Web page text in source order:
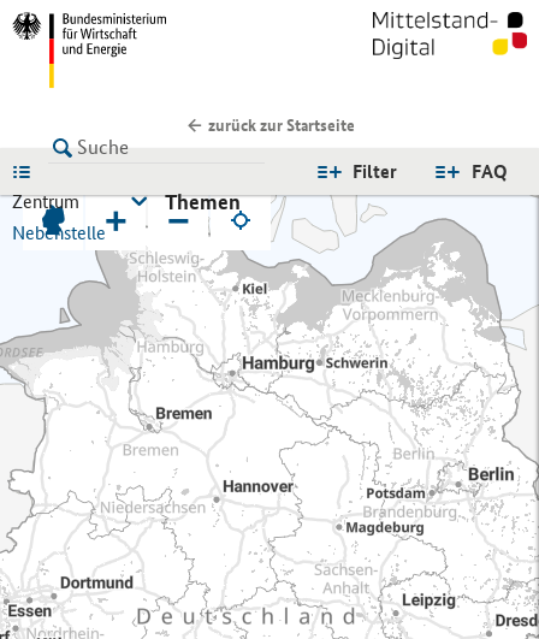
zurück zur Startseite
FAQ
Filter
Zentrum
Nebenstelle
Themen
+ −